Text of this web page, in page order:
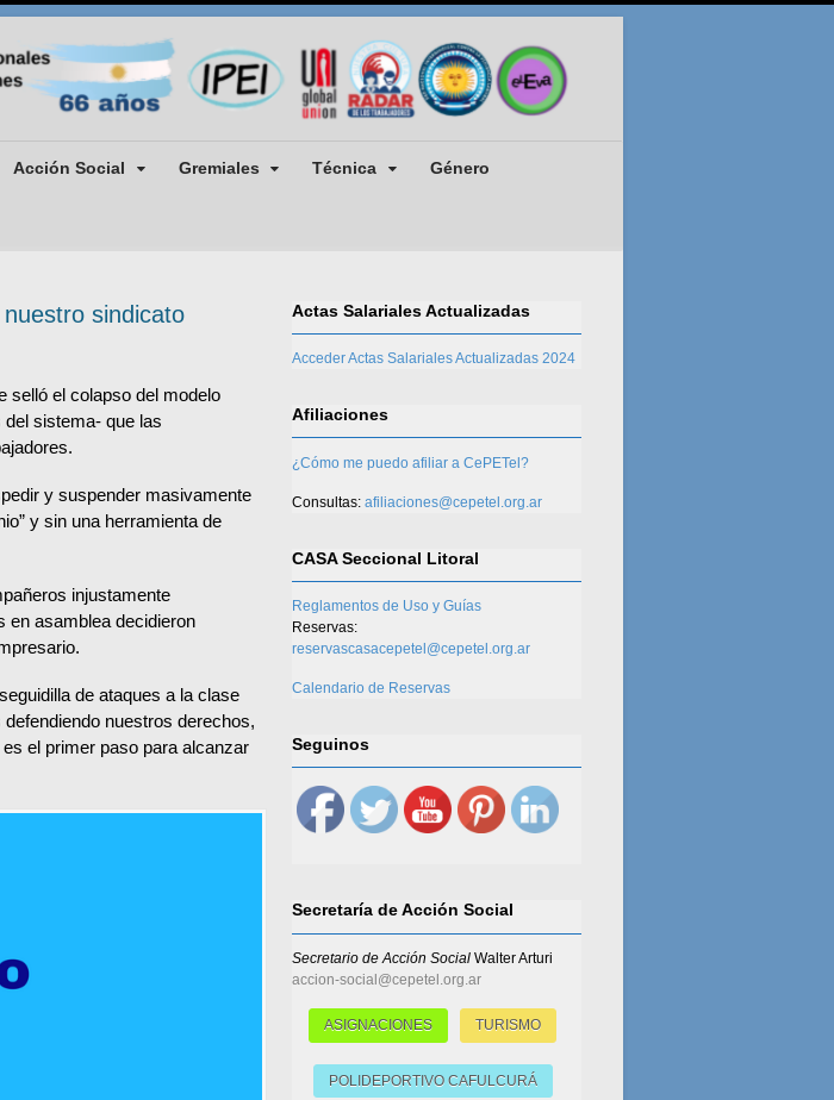
Acción Social Gremiales Técnica Género
sindicato
selló el colapso del modelo
sistema- que las
y suspender masivamente
y sin una herramienta de
injustamente
en asamblea decidieron
de ataques a la clase
nuestros derechos,
el primer paso para alcanzar
Actas Salariales Actualizadas
Acceder Actas Salariales Actualizadas 2024
Afiliaciones
¿Cómo me puedo afiliar a CePETel?
Consultas:afiliaciones@cepetel.org.ar
CASA Seccional Litoral
Reglamentos de Uso y Guías
Reservas:
reservascasacepetel@cepetel.org.ar
Calendario de Reservas
Seguinos
Secretaría de Acción Social
Secretario de Acción Social Walter Arturi
accion-social@cepetel.org.ar
ASIGNACIONES TURISMO
POLIDEPORTIVO CAFULCURÁ